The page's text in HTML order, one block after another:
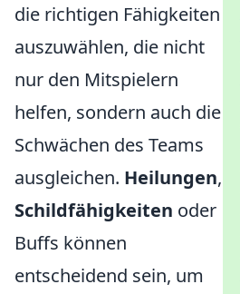
die richtigen Fähigkeiten
auszuwählen, die nicht
nur den Mitspielern
helfen, sondern auch die
Schwächen des Teams
ausgleichen. Heilungen,
Schildfähigkeiten oder
Buffs können
entscheidend sein, um